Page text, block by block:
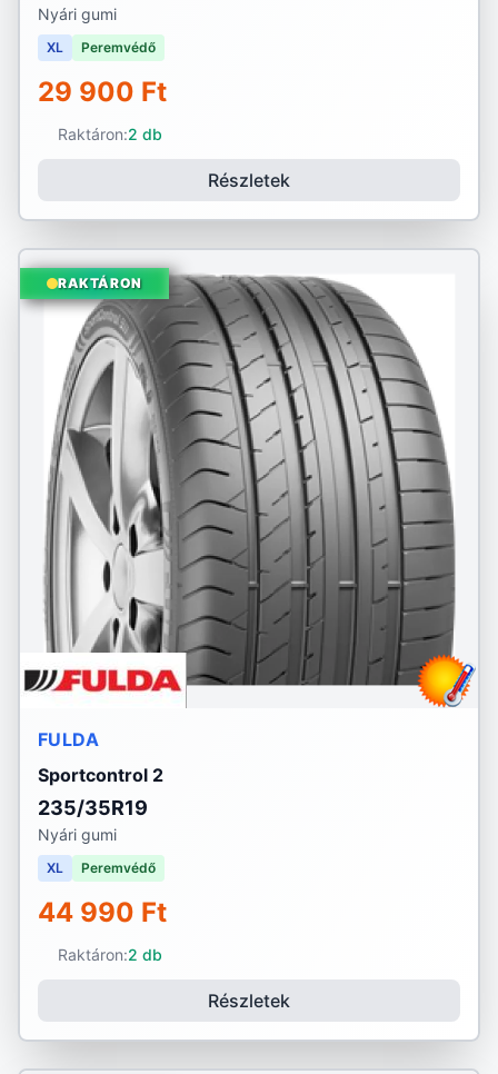
Nyári gumi
XL Peremvédő
29 900 Ft
Raktáron:2 db
Részletek
RAKTÁRON
FULDA
Sportcontrol 2
235/35R19
Nyári gumi
XL Peremvédő
44 990 Ft
Raktáron:2 db
Részletek